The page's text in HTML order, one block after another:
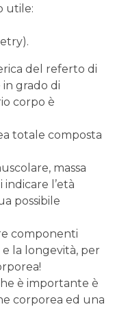
utile:
del referto di
grado di
corpo è
totale composta
massa
indicare l’età
possibile
componenti
la longevità, per
è importante è
corporea ed una